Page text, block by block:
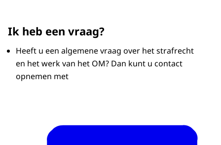
Ik heb een vraag?
Heeft u een algemene vraag over het strafrecht
en het werk van het OM? Dan kunt u contact
opnemen met